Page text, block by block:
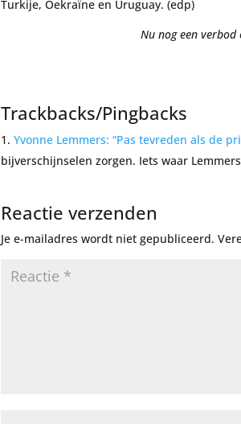
Turkije, Oekraïne en Uruguay. (edp)
Nu nog een
Trackbacks/Pingbacks
Yvonne Lemmers: “Pas tevreden als de
bijverschijnselen zorgen. Iets waar
Reactie verzenden
Je e-mailadres wordt niet gepubliceerd.